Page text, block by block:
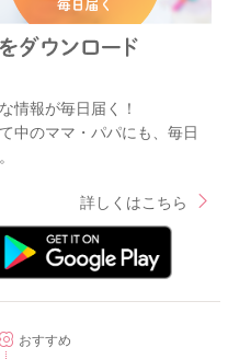
情報が毎日届く！
中のママ・パパにも、毎日
詳しくはこちら
おすすめ